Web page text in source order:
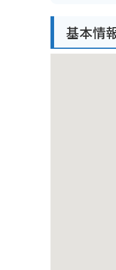
バイクでの
基本情